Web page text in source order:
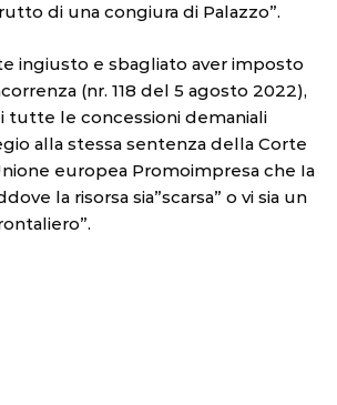
di una congiura di Palazzo”.
ingiusto e sbagliato aver imposto
(nr. 118 del 5 agosto 2022),
tutte le concessioni demaniali
alla stessa sentenza della Corte
europea Promoimpresa che Ia
la risorsa sia”scarsa” o vi sia un